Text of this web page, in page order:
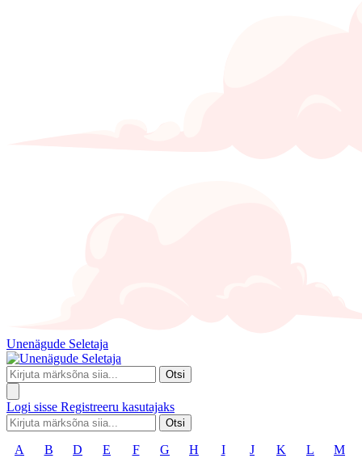
Unenägude Seletaja
Otsi
Logi sisse Registreeru kasutajaks
Otsi
A B D E F G H I J K L M